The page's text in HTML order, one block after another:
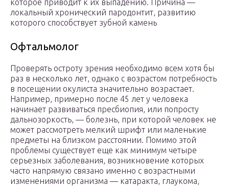
которое приводит к их выпадению. Причина —
локальный хронический пародонтит, развитию
которого способствует зубной камень
Офтальмолог
Проверять остроту зрения необходимо всем хотя бы
раз в несколько лет, однако с возрастом потребность
в посещении окулиста значительно возрастает.
Например, примерно после 45 лет у человека
начинает развиваться пресбиопия, или попросту
дальнозоркость, — болезнь, при которой человек не
может рассмотреть мелкий шрифт или маленькие
предметы на близком расстоянии. Помимо этой
проблемы существует еще как минимум четыре
серьезных заболевания, возникновение которых
часто напрямую связано именно с возрастными
изменениями организма — катаракта, глаукома,